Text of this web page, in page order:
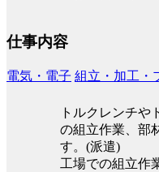
仕事内容
電気・電子 組立・加工・
トルクレンチや
の組立作業、部
す。(派遣)
工場での組立作